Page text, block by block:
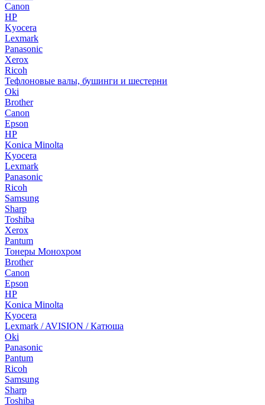
Canon
HP
Kyocera
Lexmark
Panasonic
Xerox
Ricoh
Тефлоновые валы, бушинги и шестерни
Oki
Brother
Canon
Epson
HP
Konica Minolta
Kyocera
Lexmark
Panasonic
Ricoh
Samsung
Sharp
Toshiba
Xerox
Pantum
Тонеры Монохром
Brother
Canon
Epson
HP
Konica Minolta
Kyocera
Lexmark / AVISION / Катюша
Oki
Panasonic
Pantum
Ricoh
Samsung
Sharp
Toshiba